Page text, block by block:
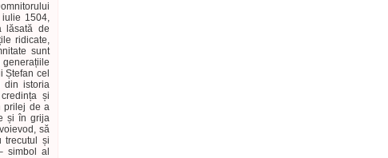
iulie 1504,
lăsată de
ridicate,
sunt
Ștefan cel
din istoria
și
prilej de a
și în grija
să
trecutul și
simbol al